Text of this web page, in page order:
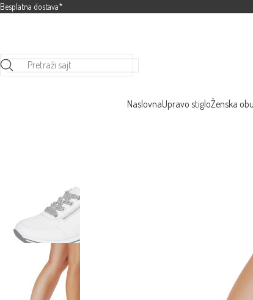
Besplatna dostava*
Pretraži sajt
NaslovnaUpravo stigloŽenska